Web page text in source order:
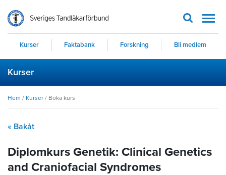
Kurser Faktabank Forskning Bli medlem
Kurser
Hem / Kurser / Boka kurs
« Bakåt
Diplomkurs Genetik: Clinical Genetics
and Craniofacial Syndromes